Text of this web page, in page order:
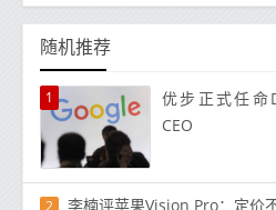
随机推荐
1
优步正式任命
CEO
2 李楠评苹果Vision Pro：定价